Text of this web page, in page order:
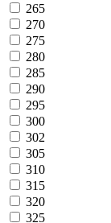
265
270
275
280
285
290
295
300
302
305
310
315
320
325